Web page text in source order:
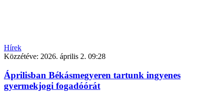
Hírek
Közzétéve: 2026. április 2. 09:28
Áprilisban Békásmegyeren tartunk ingyenes
gyermekjogi fogadóórát